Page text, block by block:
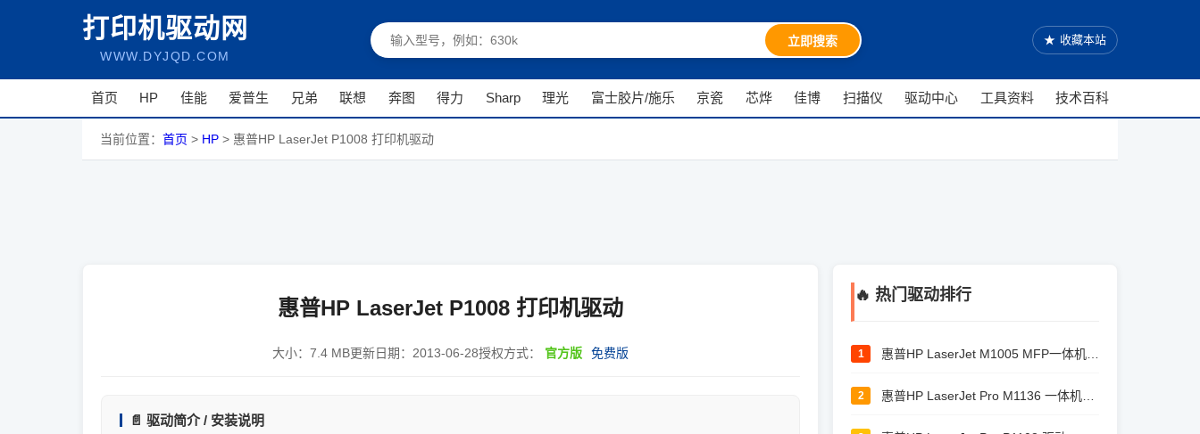
打印机驱动网
WWW.DYJQD.COM
立即搜索 ★ 收藏本站
首页 HP 佳能 爱普生 兄弟 联想 奔图 得力 Sharp 理光 富士胶片/施乐 京瓷 芯烨 佳博 扫描仪 驱动中心 工具资料 技术百科
当前位置： 首页 > HP > 惠普HP LaserJet P1008 打印机驱动
惠普HP LaserJet P1008 打印机驱动
大小： 7.4 MB更新日期： 2013-06-28授权方式： 官方版 免费版
📄 驱动简介 / 安装说明
🔥 热门驱动排行
1
2